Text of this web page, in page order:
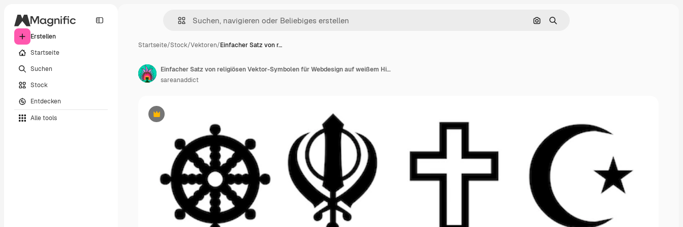
Erstellen
Startseite
Suchen
Stock
Entdecken
Alle tools
Nach Bild suchen
Suchen
Startseite/Stock/Vektoren/Einfacher Satz von r…
Premium
Einfacher Satz von religiösen Vektor-Symbolen für Webdesign auf weißem Hintergrund
sareanaddict